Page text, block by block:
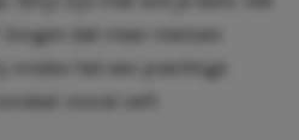
dat meer mensen
vinden het een prachtige
vooral zelf: